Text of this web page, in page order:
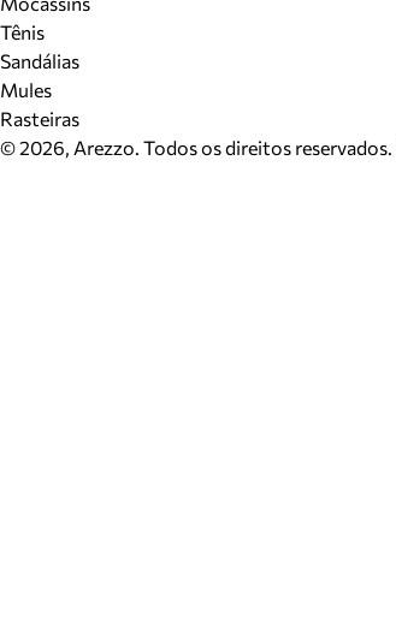
Tênis
Sandálias
Mules
Rasteiras
©2026, Arezzo. Todos os direitos reservados.